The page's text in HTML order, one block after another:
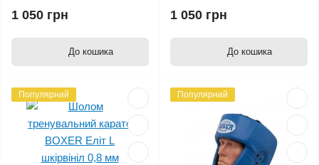
1 050 грн
До кошика
1 050 грн
До кошика
Популярний Популярний